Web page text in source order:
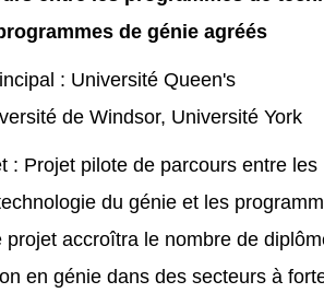
de génie agréés
: Université Queen's
de Windsor, Université York
: Projet pilote de parcours entre les
du génie et les
projet accroîtra le nombre de
en génie dans des secteurs à